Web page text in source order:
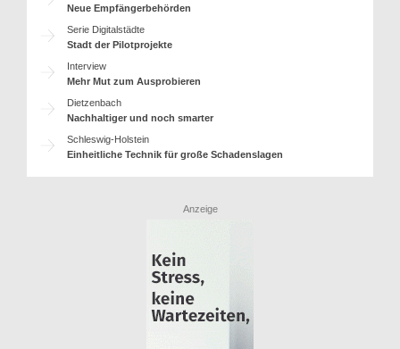
Neue Empfängerbehörden
Serie Digitalstädte
Stadt der Pilotprojekte
Interview
Mehr Mut zum Ausprobieren
Dietzenbach
Nachhaltiger und noch smarter
Schleswig-Holstein
Einheitliche Technik für große Schadenslagen
Anzeige